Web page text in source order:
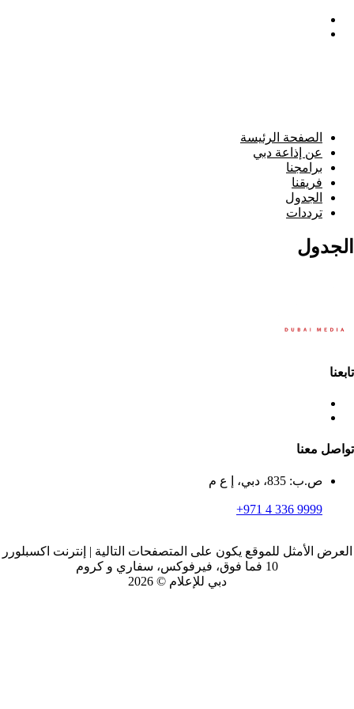
الصفحة الرئيسة
عن إذاعة دبي
برامجنا
فريقنا
الجدول
ترددات
الجدول
تابعنا
تواصل معنا
ص.ب: 835، دبي، إ ع م
+971 4 336 9999
العرض الأمثل للموقع يكون على المتصفحات التالية | إنترنت اكسبلورر
10 فما فوق، فيرفوكس، سفاري و كروم
دبي للإعلام © 2026